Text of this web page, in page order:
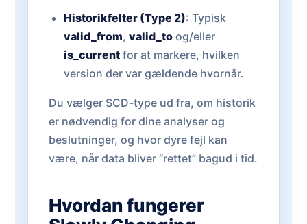
Historikfelter (Type 2): Typisk
valid_from, valid_toog/eller
is_currentfor at markere, hvilken
version der var gældende hvornår.
Du vælger SCD-type ud fra, om historik
er nødvendig for dine analyser og
beslutninger, og hvor dyre fejl kan
være, når data bliver “rettet” bagud i tid.
Hvordan fungerer